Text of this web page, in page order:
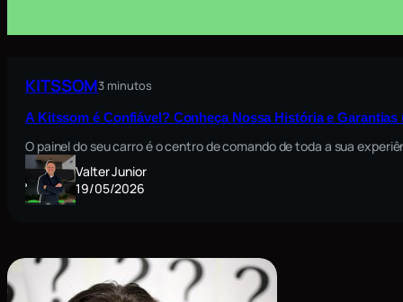
KITSSOM3 minutos
A Kitssom é Confiável? Conheça Nossa História e
O painel do seu carro é o centro de comando de toda a sua
Valter Junior
19/05/2026